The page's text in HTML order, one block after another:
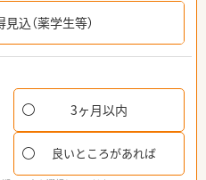
込（薬学生等）
3ヶ月以内
良いところがあれば